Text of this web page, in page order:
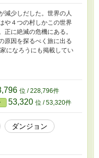
減少しだした。世界の人
や４つの村しかこの世界
正に絶滅の危機にある。
原因を探るべく旅に出る
になろうにも掲載してい
位 / 228,796件
53,320 位 / 53,320件
ダンジョン